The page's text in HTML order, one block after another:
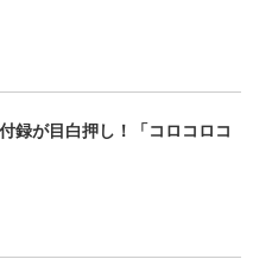
録が目白押し！「コロコロコ